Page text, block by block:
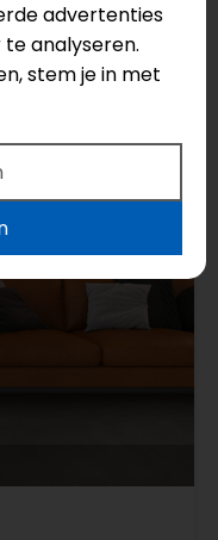
advertenties
analyseren.
stem je in met